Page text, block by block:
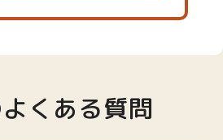
くある質問